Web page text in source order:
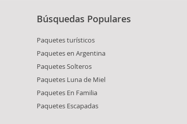
Búsquedas Populares
Paquetes turísticos
Paquetes en Argentina
Paquetes Solteros
Paquetes Luna de Miel
Paquetes En Familia
Paquetes Escapadas